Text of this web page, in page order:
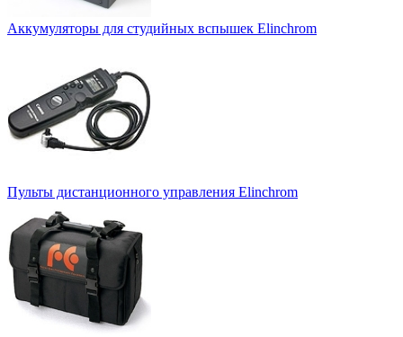
Аккумуляторы для студийных вспышек Elinchrom
Пульты дистанционного управления Elinchrom